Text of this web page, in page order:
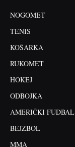
NOGOMET
TENIS
KOŠARKA
RUKOMET
HOKEJ
ODBOJKA
AMERIČKI FUDBAL
BEJZBOL
MMA